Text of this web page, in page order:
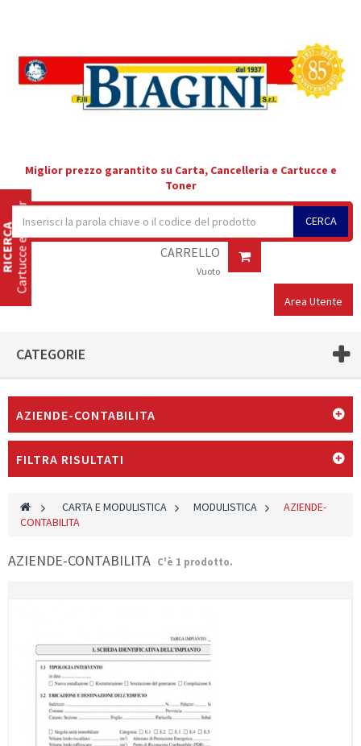
Miglior prezzo garantito su Carta, Cancelleria e Cartucce e
Toner
CERCA
CARRELLO
Vuoto
Area Utente
CATEGORIE
AZIENDE-CONTABILITA
FILTRA RISULTATI
> CARTA E MODULISTICA > MODULISTICA >
AZIENDE-
CONTABILITA
AZIENDE-CONTABILITA C'è 1 prodotto.
Cartucce e Toner